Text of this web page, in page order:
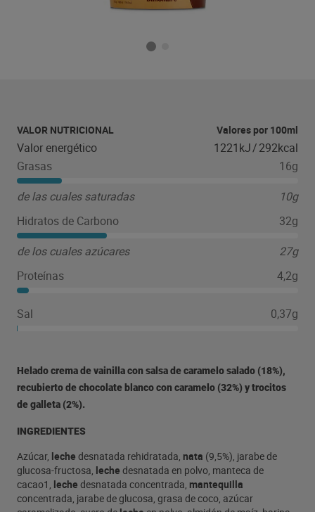
VALOR NUTRICIONAL Valores por 100ml
Valor energético 1221kJ/292kcal
Grasas
16g
de las cuales saturadas
10g
Hidratos de Carbono
32g
de los cuales azúcares
27g
Proteínas
4,2g
Sal 0,37g
Helado crema de vainilla con salsa de caramelo salado (18%),
recubierto de chocolate blanco con caramelo (32%) y trocitos
de galleta (2%).
INGREDIENTES
Azúcar, leche desnatada rehidratada, nata (9,5%), jarabe de
glucosa-fructosa, leche desnatada en polvo, manteca de
cacao1, leche desnatada concentrada, mantequilla
concentrada, jarabe de glucosa, grasa de coco, azúcar